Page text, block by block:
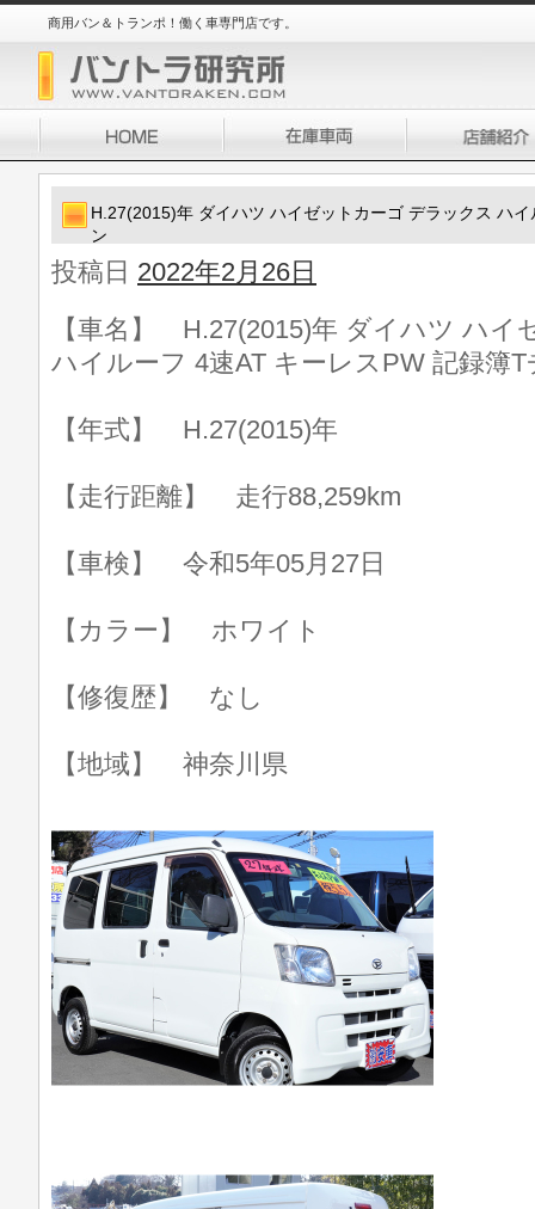
商用バン＆トランポ！働く車専門店です。
H.27(2015)年 ダイハツ ハイゼットカーゴ デラックス ハ
ン
投稿日 2022年2月26日
【車名】 H.27(2015)年 ダイハツ ハイ
ハイルーフ 4速AT キーレスPW 記録簿
【年式】 H.27(2015)年
【走行距離】 走行88,259km
【車検】 令和5年05月27日
【カラー】 ホワイト
【修復歴】 なし
【地域】 神奈川県